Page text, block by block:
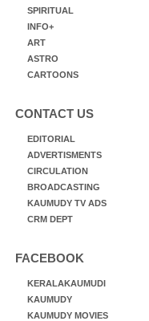
SPIRITUAL
INFO+
ART
ASTRO
CARTOONS
CONTACT US
EDITORIAL
ADVERTISMENTS
CIRCULATION
BROADCASTING
KAUMUDY TV ADS
CRM DEPT
FACEBOOK
KERALAKAUMUDI
KAUMUDY
KAUMUDY MOVIES